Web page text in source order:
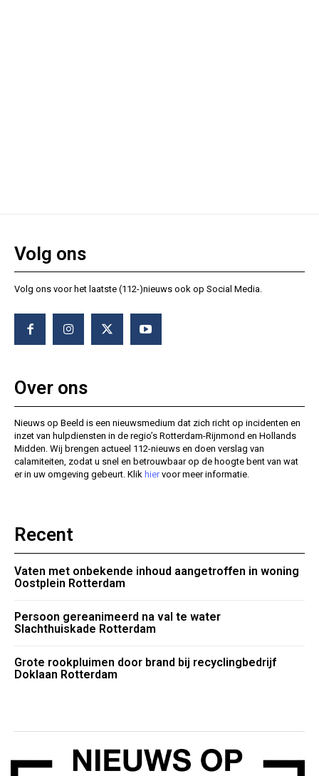
Volg ons
Volg ons voor het laatste (112-)nieuws ook op Social Media.
Over ons
Nieuws op Beeld is een nieuwsmedium dat zich richt op incidenten en
inzet van hulpdiensten in de regio’s Rotterdam-Rijnmond en Hollands
Midden. Wij brengen actueel 112-nieuws en doen verslag van
calamiteiten, zodat u snel en betrouwbaar op de hoogte bent van wat
er in uw omgeving gebeurt. Klik hiervoor meer informatie.
Recent
Vaten met onbekende inhoud aangetroffen in woning
Oostplein Rotterdam
Persoon gereanimeerd na val te water
Slachthuiskade Rotterdam
Grote rookpluimen door brand bij recyclingbedrijf
Doklaan Rotterdam